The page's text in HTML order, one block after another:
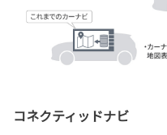
コネクティッドナビ